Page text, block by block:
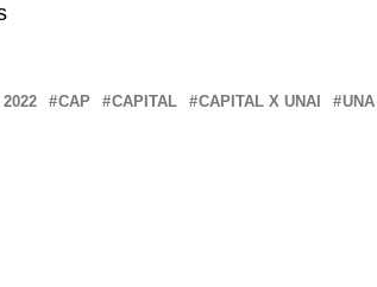
CAP CAPITAL CAPITAL X UNAI UNA